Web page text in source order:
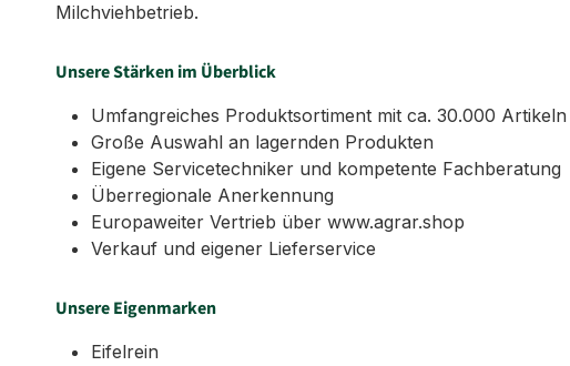
Milchviehbetrieb.
Unsere Stärken im Überblick
Umfangreiches Produktsortiment mit ca. 30.000 Artikeln
Große Auswahl an lagernden Produkten
Eigene Servicetechniker und kompetente Fachberatung
Überregionale Anerkennung
Europaweiter Vertrieb über www.agrar.shop
Verkauf und eigener Lieferservice
Unsere Eigenmarken
Eifelrein